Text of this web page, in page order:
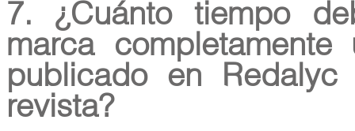
7. ¿Cuánto tiempo
marca
publicado en
revista?